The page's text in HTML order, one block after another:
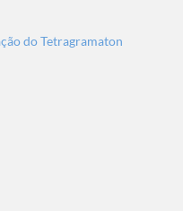
do Tetragramaton